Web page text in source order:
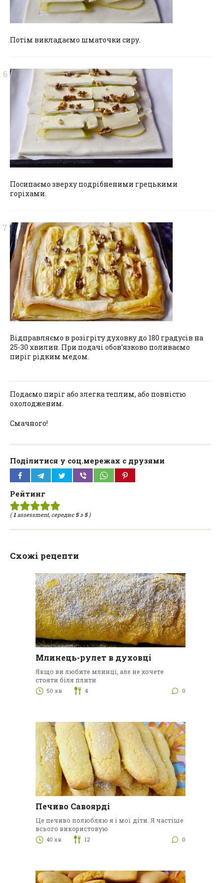
Потім викладаємо шматочки сиру.
Посипаємо зверху подрібненими грецькими
горіхами.
Відправляємо в розігріту духовку до 180 градусів на
25-30 хвилин. При подачі обов’язково поливаємо
пиріг рідким медом.
Подаємо пиріг або злегка теплим, або повністю
охолодженим.
Смачного!
Поділитися у соц.мережах с друзями
Рейтинг
(1assessment, середнє5з 5)
Схожі рецепти
Млинець-рулет в духовці
Якщо ви любите млинці, але не хочете
стояти біля плити
50 хв 4 0
Печиво Савоярді
Це печиво полюбляю я і мої діти. Я частіше
всього використовую
40 хв 12 0